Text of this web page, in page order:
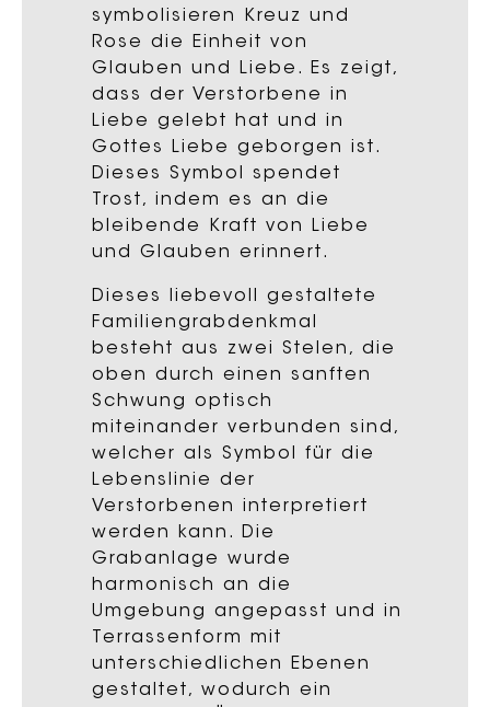
symbolisieren Kreuz und
Rose die Einheit von
Glauben und Liebe. Es zeigt,
dass der Verstorbene in
Liebe gelebt hat und in
Gottes Liebe geborgen ist.
Dieses Symbol spendet
Trost, indem es an die
bleibende Kraft von Liebe
und Glauben erinnert.
Dieses liebevoll gestaltete
Familiengrabdenkmal
besteht aus zwei Stelen, die
oben durch einen sanften
Schwung optisch
miteinander verbunden sind,
welcher als Symbol für die
Lebenslinie der
Verstorbenen interpretiert
werden kann. Die
Grabanlage wurde
harmonisch an die
Umgebung angepasst und in
Terrassenform mit
unterschiedlichen Ebenen
gestaltet, wodurch ein